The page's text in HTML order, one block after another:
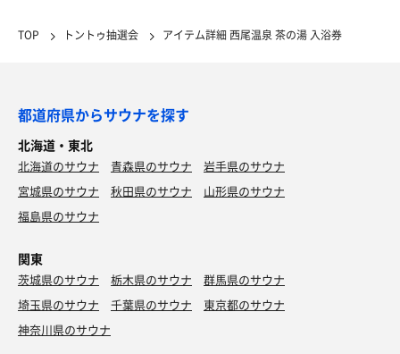
TOP トントゥ抽選会 アイテム詳細 西尾温泉 茶の湯 入浴券
都道府県からサウナを探す
北海道・東北
北海道のサウナ 青森県のサウナ
岩手県のサウナ
宮城県のサウナ
秋田県のサウナ
山形県のサウナ
福島県のサウナ
関東
茨城県のサウナ 栃木県のサウナ
群馬県のサウナ
埼玉県のサウナ
千葉県のサウナ
東京都のサウナ
神奈川県のサウナ